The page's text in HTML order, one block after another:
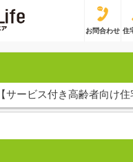
お問合わせ 住
【サービス付き高齢者向け住